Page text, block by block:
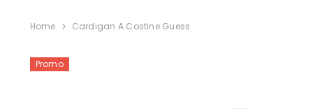
Home Cardigan A Costine Guess
Promo